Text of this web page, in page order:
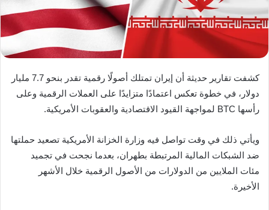
كشفت تقارير حديثة أن إيران تمتلك أصولًا رقمية تقدر بنحو 7.7 مليار
دولار، في خطوة تعكس اعتمادًا متزايدًا على العملات الرقمية وعلى
رأسها BTC لمواجهة القيود الاقتصادية والعقوبات الأمريكية.
ويأتي ذلك في وقت تواصل فيه وزارة الخزانة الأمريكية تصعيد حملتها
ضد الشبكات المالية المرتبطة بطهران، بعدما نجحت في تجميد
مئات الملايين من الدولارات من الأصول الرقمية خلال الأشهر
الأخيرة.